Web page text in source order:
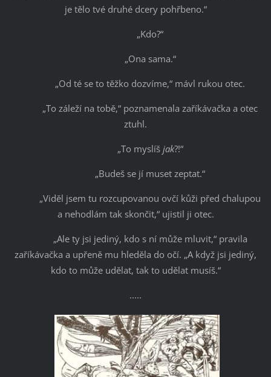
je tělo tvé druhé dcery pohřbeno.“
„Kdo?“
„Ona sama.“
„Od té se to těžko dozvíme,“ mávl rukou otec.
„To záleží na tobě,“ poznamenala zaříkávačka a otec
ztuhl.
„To myslíšjak?!“
„Budeš se jí muset zeptat.“
„Viděl jsem tu rozcupovanou ovčí kůži před chalupou
a nehodlám tak skončit,“ ujistil ji otec.
„Ale ty jsi jediný, kdo s ní může mluvit,“ pravila
zaříkávačka a upřeně mu hleděla do očí. „A když jsi jediný,
kdo to může udělat, tak to udělat musíš.“
.....